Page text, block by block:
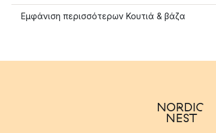
Εμφάνιση περισσότερων Κουτιά & βάζα